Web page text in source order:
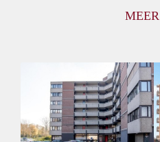
2,9 X Maandhuur Bruto
Huurtermijn
Onbepaalde termijn
Oplevering
MEER